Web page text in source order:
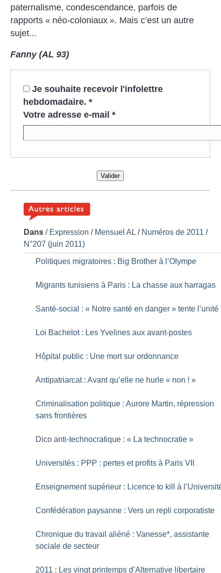
paternalisme, condescendance, parfois de
rapports « néo-coloniaux ». Mais c’est un autre
sujet...
Fanny (AL 93)
Je souhaite recevoir l'infolettre
hebdomadaire. *
Votre adresse e-mail *
Valider
Dans / Expression / Mensuel AL / Numéros de 2011 /
N°207 (juin 2011)
Politiques migratoires : Big Brother à l’Olympe
Migrants tunisiens à Paris : La chasse aux harragas
Santé-social : « Notre santé en danger » tente l’unité
Loi Bachelot : Les Yvelines aux avant-postes
Hôpital public : Une mort sur ordonnance
Antipatriarcat : Avant qu’elle ne hurle « non ! »
Criminalisation politique : Aurore Martin, répression
sans frontières
Dico anti-technocratique : « La technocratie »
Universités : PPP : pertes et profits à Paris VII
Enseignement supérieur : Licence to kill à
Confédération paysanne : Vers un repli corporatiste
Chronique du travail aliéné : Vanesse*, assistante
sociale de secteur
2011 : Les vingt printemps d’Alternative libertaire